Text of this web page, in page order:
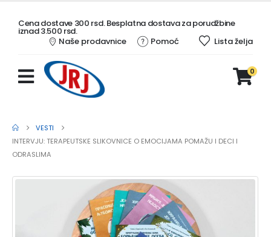
Cena dostave 300 rsd. Besplatna dostava za porudžbine
iznad 3.500 rsd.
Naše prodavnice
Pomoć Lista želja
0
VESTI
INTERVJU: TERAPEUTSKE SLIKOVNICE O EMOCIJAMA POMAŽU I DECI I
ODRASLIMA